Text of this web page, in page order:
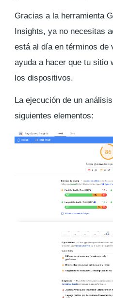
Gracias a la herramienta
Insights, ya no necesitas
está al día en términos de
ayuda a hacer que tu sitio
los dispositivos.
La ejecución de un
siguientes elementos: